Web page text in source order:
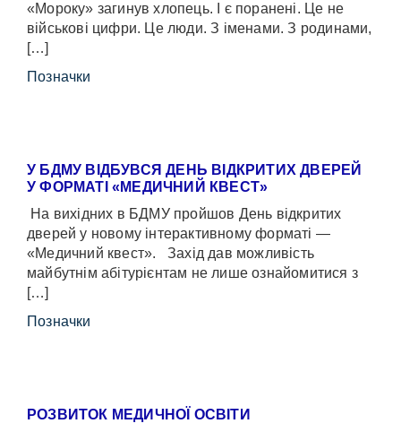
«Мороку» загинув хлопець. І є поранені. Це не
військові цифри. Це люди. З іменами. З родинами,
[…]
Позначки
У БДМУ ВІДБУВСЯ ДЕНЬ ВІДКРИТИХ ДВЕРЕЙ
У ФОРМАТІ «МЕДИЧНИЙ КВЕСТ»
На вихідних в БДМУ пройшов День відкритих
дверей у новому інтерактивному форматі —
«Медичний квест». Захід дав можливість
майбутнім абітурієнтам не лише ознайомитися з
[…]
Позначки
РОЗВИТОК МЕДИЧНОЇ ОСВІТИ